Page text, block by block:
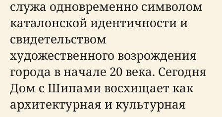
служа одновременно символом
каталонской идентичности и
свидетельством
художественного возрождения
города в начале 20 века. Сегодня
Дом с Шипами восхищает как
архитектурная и культурная